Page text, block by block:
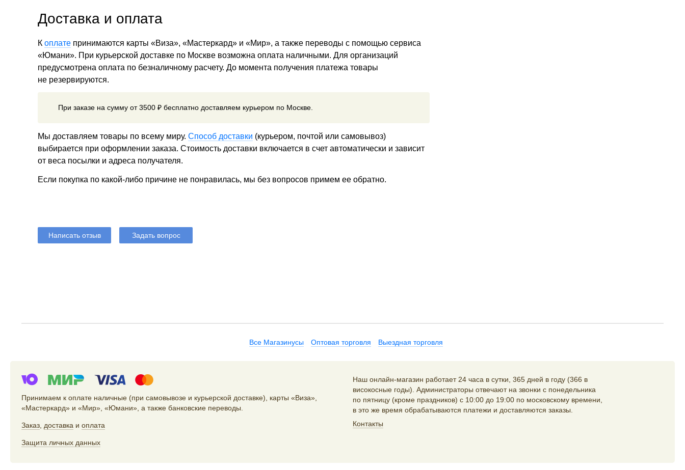
Доставка и оплата
К оплате принимаются карты «Виза», «Мастеркард» и «Мир», а также переводы с помощью сервиса
«Юмани». При курьерской доставке по Москве возможна оплата наличными. Для организаций
предусмотрена оплата по безналичному расчету. До момента получения платежа товары
не резервируются.
При заказе на сумму от 3500 ₽ бесплатно доставляем курьером по Москве.
Мы доставляем товары по всему миру. Способ доставки (курьером, почтой или самовывоз)
выбирается при оформлении заказа. Стоимость доставки включается в счет автоматически и зависит
от веса посылки и адреса получателя.
Если покупка по какой-либо причине не понравилась, мы без вопросов примем ее обратно.
Написать отзыв Задать вопрос
Все Магазинусы Оптовая торговля Выездная торговля
Принимаем к оплате наличные (при самовывозе и курьерской доставке), карты «Виза»,
«Мастеркард» и «Мир», «Юмани», а также банковские переводы.
Заказ доставка и оплата
Защита личных данных
Наш онлайн-магазин работает 24 часа в сутки, 365 дней в году (366 в
високосные годы). Администраторы отвечают на звонки с понедельника
по пятницу (кроме праздников) с 10:00 до 19:00 по московскому времени,
в это же время обрабатываются платежи и доставляются заказы.
Контакты